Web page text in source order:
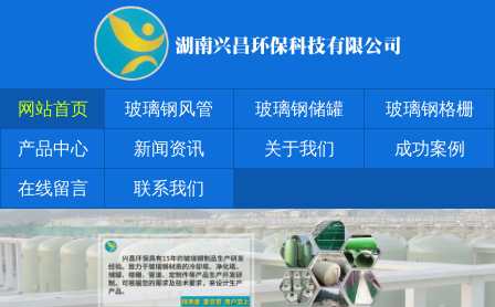
网站首页 玻璃钢风管 玻璃钢储罐 玻璃钢格栅
产品中心 新闻资讯 关于我们 成功案例
在线留言 联系我们